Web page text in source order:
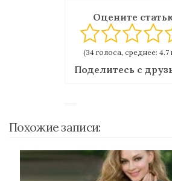
Оцените
(34 голоса, среднее: 4.7
Поделитесь с
Похожие записи: